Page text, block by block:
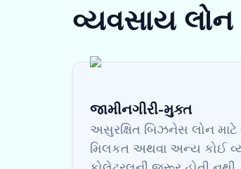
વ્યવસાય લોન
જામીનગીરી-મુક્ત
અસુરક્ષિત બિઝનેસ લોન
મિલકત અથવા અન્ય કોઈ